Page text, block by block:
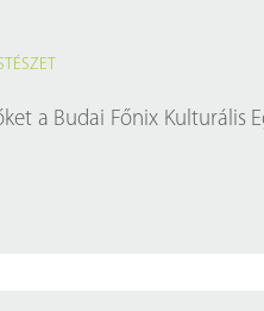
a Budai Főnix Kulturális